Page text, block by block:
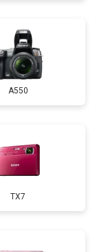
A550
TX7